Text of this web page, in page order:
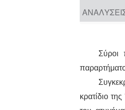
Σύροι
κρατίδιο